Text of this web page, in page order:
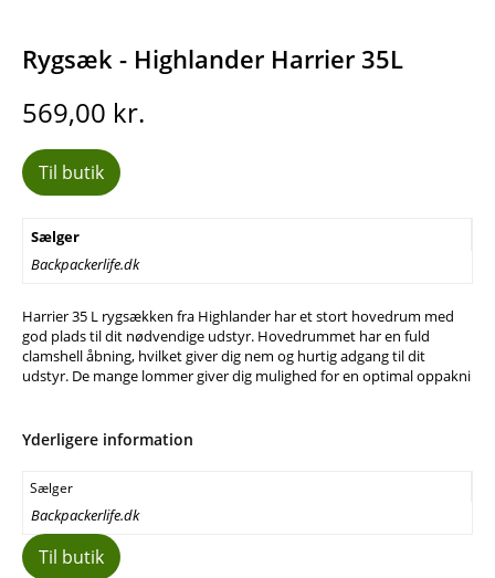
Rygsæk - Highlander Harrier 35L
569,00 kr.
Til butik
Sælger
Backpackerlife.dk
Harrier 35 L rygsækken fra Highlander har et stort hovedrum med
god plads til dit nødvendige udstyr. Hovedrummet har en fuld
clamshell åbning, hvilket giver dig nem og hurtig adgang til dit
udstyr. De mange lommer giver dig mulighed for en optimal oppakni
Yderligere information
Sælger
Backpackerlife.dk
Til butik